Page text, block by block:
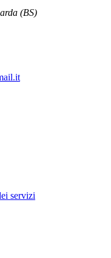
(BS)
servizi